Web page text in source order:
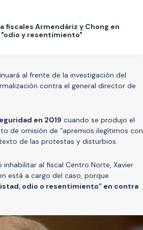
fiscales Armendáriz y Chong en
"odio y resentimiento"
al frente de la investigación del
contra el general director de
en 2019 cuando se produjo el
de omisión de “apremios ilegítimos con
de las protestas y disturbios.
al fiscal Centro Norte, Xavier
está a cargo del caso, porque
odio o resentimiento” en contra